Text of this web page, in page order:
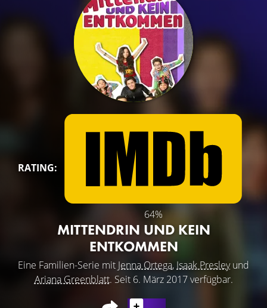
RATING:
64%
MITTENDRIN UND KEIN
ENTKOMMEN
Eine Familien-Serie mit Jenna Ortega, Isaak Presleyund
Ariana Greenblatt. Seit 6. März 2017 verfügbar.